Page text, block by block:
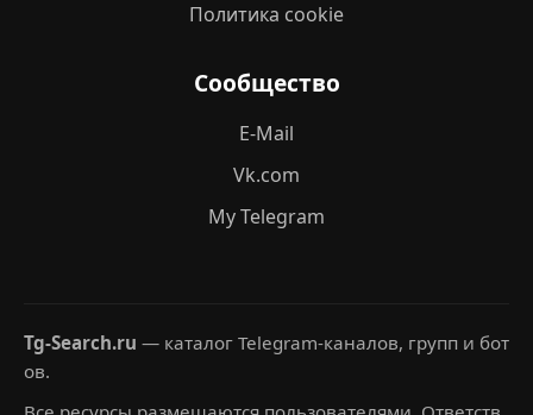
Политика cookie
Сообщество
E-Mail
Vk.com
My Telegram
Tg-Search.ru — каталог Telegram-каналов, групп и бот
ов.